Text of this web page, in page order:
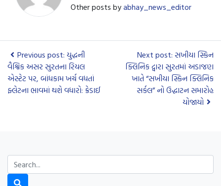
Other posts byabhay_news_editor
Previous post: યુદ્ધની
વૈશ્વિક અસર સુરતના રિયલ
એસ્ટેટ પર, બાંધકામ ખર્ચ વધતાં
ફ્લેટના ભાવમાં થશે વધારો: ક્રેડાઈ
Next post: સખીયા સ્કિન
ક્લિનિક દ્વારા સુરતમાં અડાજણ
ખાતે “સખીયા સ્કિન ક્લિનિક
સર્કલ” નો ઉદ્ધાટન સમારોહ
યોજાયો